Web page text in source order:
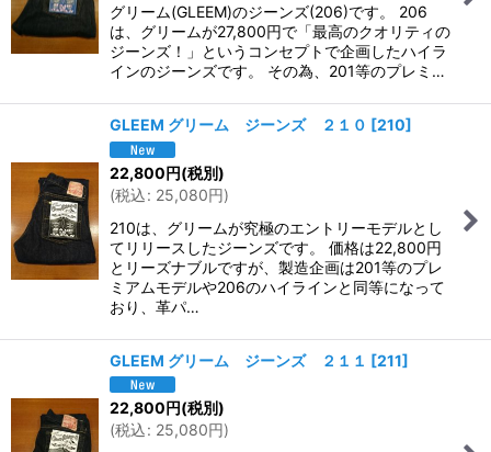
グリーム(GLEEM)のジーンズ(206)です。 206
は、グリームが27,800円で「最高のクオリティの
ジーンズ！」というコンセプトで企画したハイラ
インのジーンズです。 その為、201等のプレミ…
GLEEM グリーム ジーンズ ２１０ [210]
22,800円(税別)
(税込: 25,080円)
210は、グリームが究極のエントリーモデルとし
てリリースしたジーンズです。 価格は22,800円
とリーズナブルですが、製造企画は201等のプレ
ミアムモデルや206のハイラインと同等になって
おり、革パ…
GLEEM グリーム ジーンズ ２１１ [211]
22,800円(税別)
(税込: 25,080円)